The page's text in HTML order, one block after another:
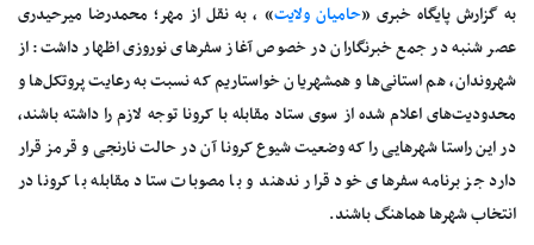
به گزارش پایگاه خبری «حامیان ولایت» ، به نقل از مهر؛ محمدرضا میرحیدری
عصر شنبه در جمع خبرنگاران در خصوص آغاز سفرهای نوروزی اظهار داشت: از
شهروندان، هم استانی‌ها و همشهریان خواستاریم که نسبت به رعایت پروتکل‌ها و
محدودیت‌های اعلام شده از سوی ستاد مقابله با کرونا توجه لازم را داشته باشند،
در این راستا شهرهایی را که وضعیت شیوع کرونا آن در حالت نارنجی و قرمز قرار
دارد جز برنامه سفرهای خود قرار ندهند و با مصوبات ستاد مقابله با کرونا در
انتخاب شهرها هماهنگ باشند.